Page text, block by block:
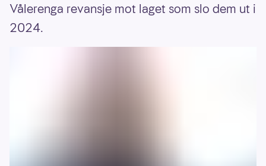
Vålerenga revansje mot laget som slo dem ut i
2024.